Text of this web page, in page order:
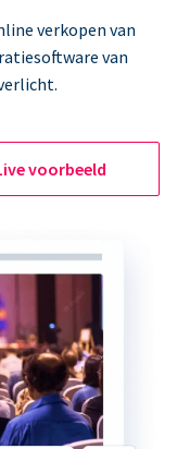
verkopen van
van
voorbeeld